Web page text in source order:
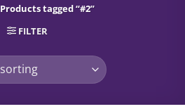
Products tagged “#2”
FILTER